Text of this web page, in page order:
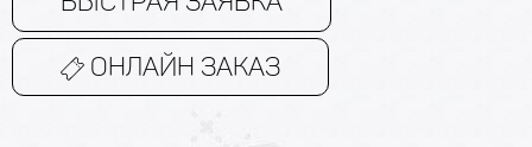
ОНЛАЙН ЗАКАЗ